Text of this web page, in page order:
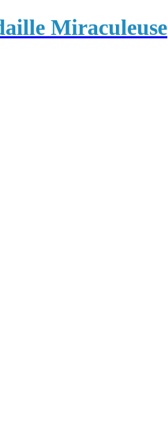
Miraculeuse